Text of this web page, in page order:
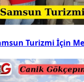
Turizmi İçin